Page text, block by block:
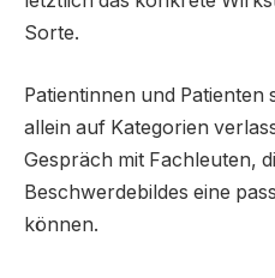
Sorte.
Patientinnen und
allein auf Kategorien
Gespräch mit Fachleuten,
Beschwerdebildes eine
können.